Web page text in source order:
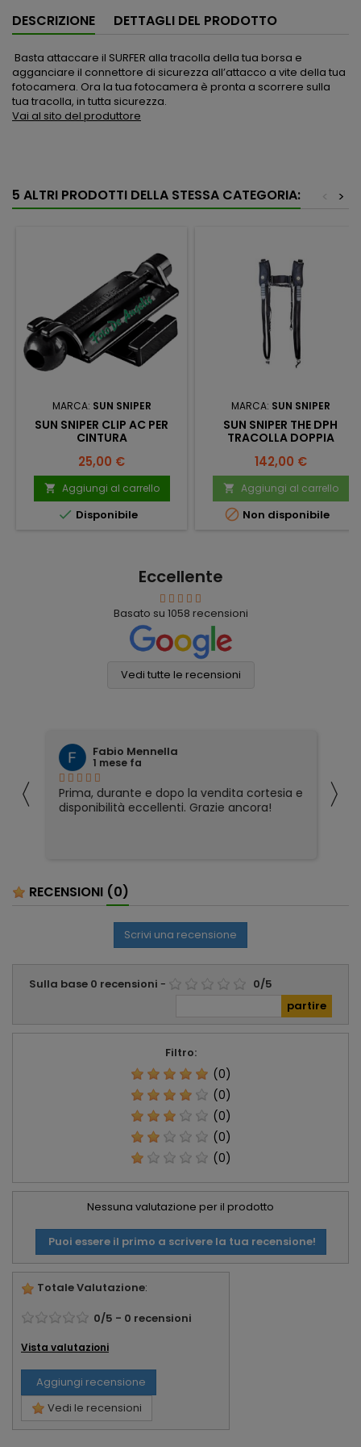
DESCRIZIONE DETTAGLI DEL PRODOTTO
Basta attaccare il SURFER alla tracolla della tua borsa e
agganciare il connettore di sicurezza all’attacco a vite della tua
fotocamera. Ora la tua fotocamera è pronta a scorrere sulla
tua tracolla, in tutta sicurezza.
Vai al sito del produttore
5 ALTRI PRODOTTI DELLA STESSA CATEGORIA: >
<
MARCA: SUN SNIPER
SUN SNIPER CLIP AC PER
CINTURA
Prezzo
25,00 €
 Aggiungi al carrello
 Disponibile
MARCA: SUN SNIPER
SUN SNIPER THE DPH
TRACOLLA DOPPIA
Prezzo
142,00 €
 Aggiungi al carrello
 Non disponibile
Eccellente
Basato su 1058 recensioni
Vedi tutte le recensioni
〈
Fabio Mennella
1 mese fa
Prima, durante e dopo la vendita cortesia e
disponibilità eccellenti. Grazie ancora!
〉
RECENSIONI (0)
Scrivi una recensione
Sulla base 0 recensioni - 0/5
Filtro:
(0)
(0)
(0)
(0)
(0)
Nessuna valutazione per il prodotto
Puoi essere il primo a scrivere la tua recensione!
Totale Valutazione:
0/5 - 0 recensioni
Vista valutazioni
Aggiungi recensione
Vedi le recensioni